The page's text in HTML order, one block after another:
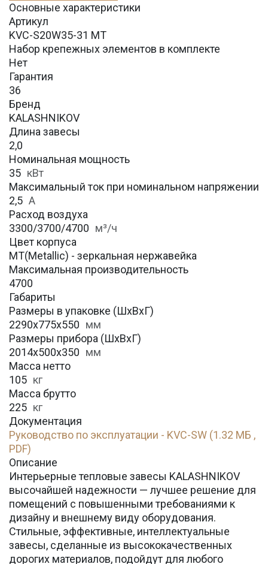
Основные характеристики
Артикул
KVC-S20W35-31 MT
Набор крепежных элементов в комплекте
Нет
Гарантия
36
Бренд
KALASHNIKOV
Длина завесы
2,0
Номинальная мощность
35 кВт
Максимальный ток при номинальном напряжении
2,5 А
Расход воздуха
3300/3700/4700 м³/ч
Цвет корпуса
MT(Metallic) - зеркальная нержавейка
Максимальная производительность
4700
Габариты
Размеры в упаковке (ШхВхГ)
2290х775х550 мм
Размеры прибора (ШхВхГ)
2014х500х350 мм
Масса нетто
105 кг
Масса брутто
225 кг
Документация
Руководство по эксплуатации - KVC-SW (1.32 МБ ,
PDF)
Описание
Интерьерные тепловые завесы KALASHNIKOV
высочайшей надежности — лучшее решение для
помещений с повышенными требованиями к
дизайну и внешнему виду оборудования.
Стильные, эффективные, интеллектуальные
завесы, сделанные из высококачественных
дорогих материалов, подойдут для любого